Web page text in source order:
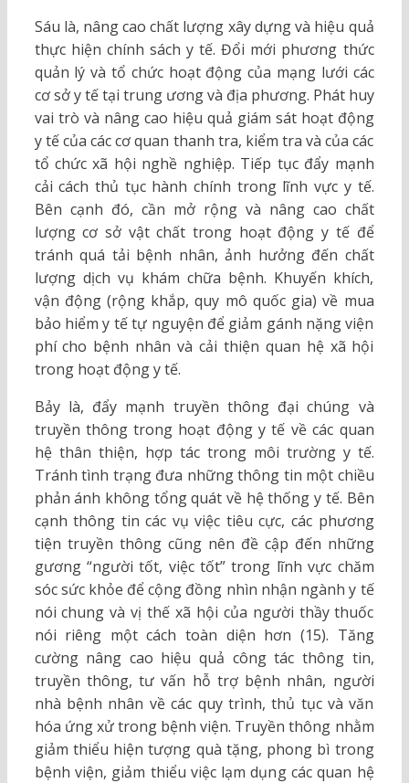
Sáu là, nâng cao chất lượng xây dựng và hiệu quả
thực hiện chính sách y tế. Đổi mới phương thức
quản lý và tổ chức hoạt động của mạng lưới các
cơ sở y tế tại trung ương và địa phương. Phát huy
vai trò và nâng cao hiệu quả giám sát hoạt động
y tế của các cơ quan thanh tra, kiểm tra và của các
tổ chức xã hội nghề nghiệp. Tiếp tục đẩy mạnh
cải cách thủ tục hành chính trong lĩnh vực y tế.
Bên cạnh đó, cần mở rộng và nâng cao chất
lượng cơ sở vật chất trong hoạt động y tế để
tránh quá tải bệnh nhân, ảnh hưởng đến chất
lượng dịch vụ khám chữa bệnh. Khuyến khích,
vận động (rộng khắp, quy mô quốc gia) về mua
bảo hiểm y tế tự nguyện để giảm gánh nặng viện
phí cho bệnh nhân và cải thiện quan hệ xã hội
trong hoạt động y tế.
Bảy là, đẩy mạnh truyền thông đại chúng và
truyền thông trong hoạt động y tế về các quan
hệ thân thiện, hợp tác trong môi trường y tế.
Tránh tình trạng đưa những thông tin một chiều
phản ánh không tổng quát về hệ thống y tế. Bên
cạnh thông tin các vụ việc tiêu cực, các phương
tiện truyền thông cũng nên đề cập đến những
gương “người tốt, việc tốt” trong lĩnh vực chăm
sóc sức khỏe để cộng đồng nhìn nhận ngành y tế
nói chung và vị thế xã hội của người thầy thuốc
nói riêng một cách toàn diện hơn (15). Tăng
cường nâng cao hiệu quả công tác thông tin,
truyền thông, tư vấn hỗ trợ bệnh nhân, người
nhà bệnh nhân về các quy trình, thủ tục và văn
hóa ứng xử trong bệnh viện. Truyền thông nhằm
giảm thiểu hiện tượng quà tặng, phong bì trong
bệnh viện, giảm thiểu việc lạm dụng các quan hệ